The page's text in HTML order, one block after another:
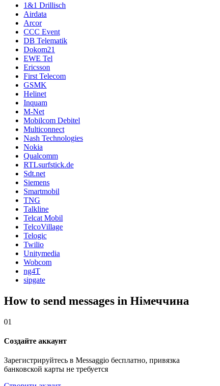
1&1 Drillisch
Airdata
Arcor
CCC Event
DB Telematik
Dokom21
EWE Tel
Ericsson
First Telecom
GSMK
Helinet
Inquam
M-Net
Mobilcom Debitel
Multiconnect
Nash Technologies
Nokia
Qualcomm
RTLsurfstick.de
Sdt.net
Siemens
Smartmobil
TNG
Talkline
Telcat Mobil
TelcoVillage
Telogic
Twilio
Unitymedia
Wobcom
ng4T
sipgate
How to send messages in Німеччина
01
Создайте аккаунт
Зарегистрируйтесь в Messaggio бесплатно, привязка
банковской карты не требуется